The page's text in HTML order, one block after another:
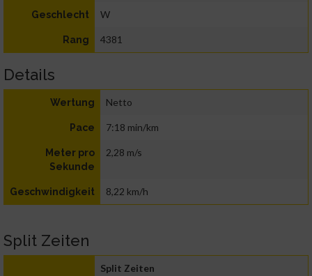
Geschlecht W
Rang 4381
Details
Wertung Netto
Pace 7:18 min/km
Meter pro
Sekunde
2,28 m/s
Geschwindigkeit 8,22 km/h
Split Zeiten
Split Zeiten